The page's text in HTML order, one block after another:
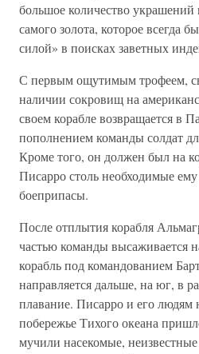
большое количество украшений
самого золота, которое всегда
силой» в поисках заветных
С первым ощутимым трофеем,
наличии сокровищ на
своем корабле возвращается в
пополнением команды солдат
Кроме того, он должен был на
Писарро столь необходимые
боеприпасы.
После отплытия корабля
частью команды высаживается
корабль под командованием
направляется дальше, на юг, в
плавание. Писарро и его людям
побережье Тихого океана
мучили насекомые,